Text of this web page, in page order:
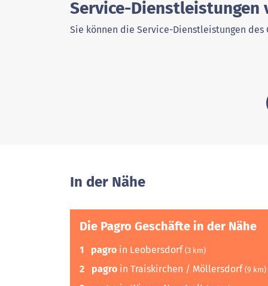
Service-Dienstleistungen
Sie können die Service-Dienstleistungen des
In der Nähe
Die Pagro Geschäfte in der Nähe
1 pagro in Leobersdorf (3 km)
2 pagro in Traiskirchen / Möllersdorf (9 km)